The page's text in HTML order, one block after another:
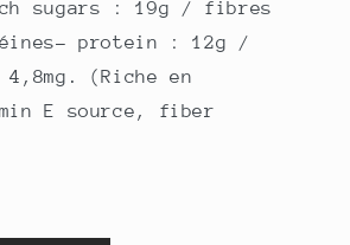
sugars : 19g / fibres
protein : 12g /
(Riche en
E source, fiber